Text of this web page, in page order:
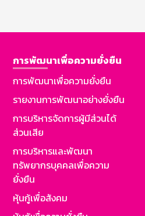
การพัฒนาเพื่อความยั่งยืน
การพัฒนาเพื่อความยั่งยืน
รายงานการพัฒนาอย่างยั่งยืน
การบริหารจัดการผู้มีส่วนได้
ส่วนเสีย
การบริหารและพัฒนา
ทรัพยากรบุคคลเพื่อความ
ยั่งยืน
หุ้นกู้เพื่อสังคม